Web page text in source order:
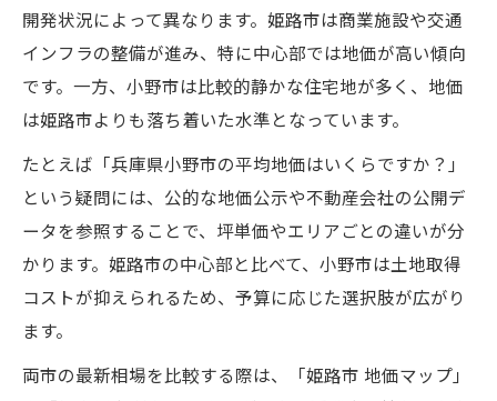
開発状況によって異なります。姫路市は商業施設や交通
インフラの整備が進み、特に中心部では地価が高い傾向
です。一方、小野市は比較的静かな住宅地が多く、地価
は姫路市よりも落ち着いた水準となっています。
たとえば「兵庫県小野市の平均地価はいくらですか？」
という疑問には、公的な地価公示や不動産会社の公開デ
ータを参照することで、坪単価やエリアごとの違いが分
かります。姫路市の中心部と比べて、小野市は土地取得
コストが抑えられるため、予算に応じた選択肢が広がり
ます。
両市の最新相場を比較する際は、「姫路市 地価マップ」